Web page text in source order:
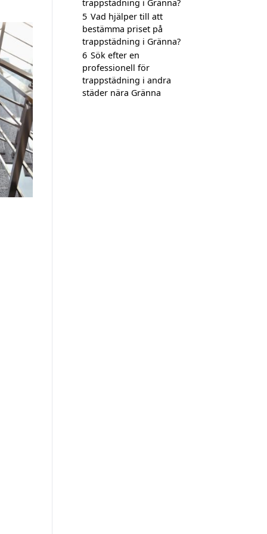
trappstädning i Gränna?
5 Vad hjälper till att
bestämma priset på
trappstädning i Gränna?
6 Sök efter en
professionell för
trappstädning i andra
städer nära Gränna